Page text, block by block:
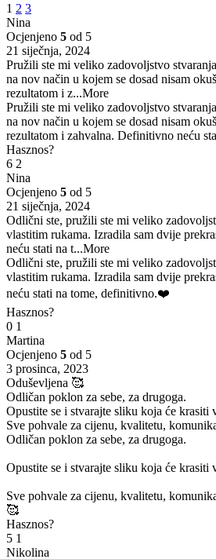
1 2 3
Nina
Ocjenjeno 5 od 5
21 siječnja, 2024
Pružili ste mi veliko zadovoljstvo
na nov način u kojem se dosad nisam
rezultatom i z...More
Pružili ste mi veliko zadovoljstvo
na nov način u kojem se dosad nisam
rezultatom i zahvalna. Definitivno neću
Hasznos?
6 2
Nina
Ocjenjeno 5 od 5
21 siječnja, 2024
Odlični ste, pružili ste mi veliko
vlastitim rukama. Izradila sam dvije
neću stati na t...More
Odlični ste, pružili ste mi veliko
vlastitim rukama. Izradila sam dvije
neću stati na tome, definitivno.❤️
Hasznos?
0 1
Martina
Ocjenjeno 5 od 5
3 prosinca, 2023
Oduševljena 🥰
Odličan poklon za sebe, za drugoga.
Opustite se i stvarajte sliku koja će krasiti
Sve pohvale za cijenu, kvalitetu,
Odličan poklon za sebe, za drugoga.
Opustite se i stvarajte sliku koja će krasiti
Sve pohvale za cijenu, kvalitetu,
🥰
Hasznos?
5 1
Nikolina